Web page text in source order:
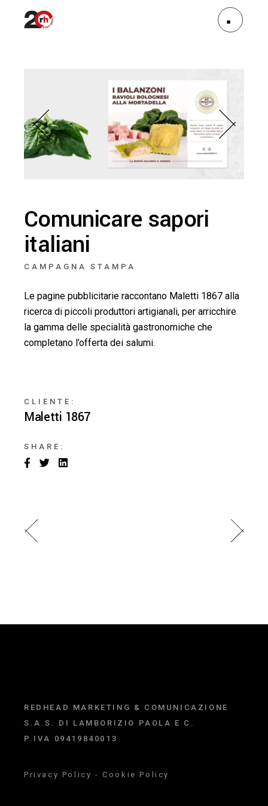
Comunicare sapori
italiani
CAMPAGNA STAMPA
Le pagine pubblicitarie raccontano Maletti 1867 alla
ricerca di piccoli produttori artigianali, per arricchire
la gamma delle specialità gastronomiche che
completano l’offerta dei salumi.
CLIENTE:
Maletti 1867
SHARE:
REDHEAD MARKETING & COMUNICAZIONE
S.A.S. DI LAMBORIZIO PAOLA E C.
P.IVA 09419840013
Privacy Policy -Cookie Policy